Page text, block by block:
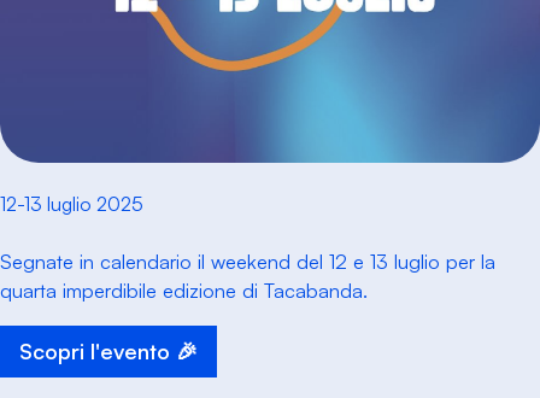
12-13 luglio 2025
Segnate in calendario il weekend del 12 e 13 luglio per la
quarta imperdibile edizione di Tacabanda.
Scopri l'evento 🎉